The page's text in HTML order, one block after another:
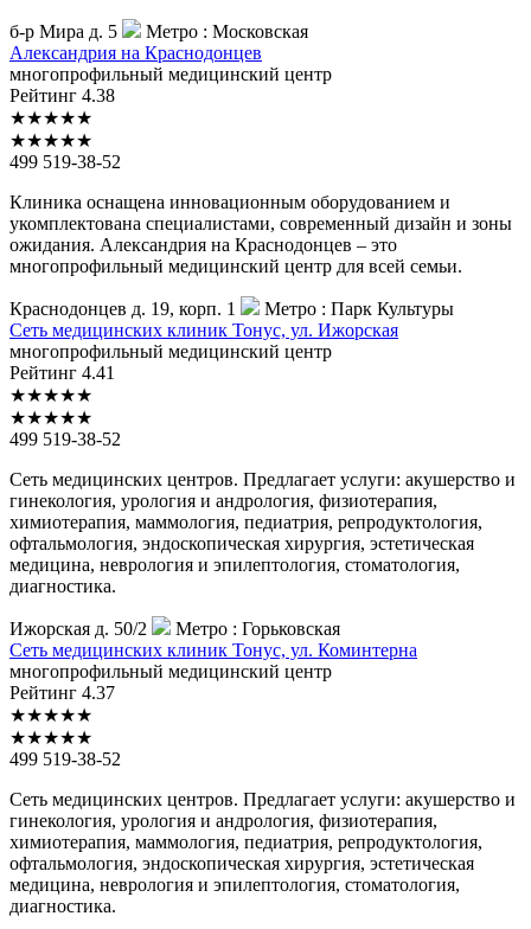
б-р Мира д. 5 Метро : Московская
Александрия на Краснодонцев
многопрофильный медицинский центр
Рейтинг 4.38
★★★★★
★★★★★
499 519-38-52
Клиника оснащена инновационным оборудованием и
укомплектована специалистами, современный дизайн и зоны
ожидания. Александрия на Краснодонцев – это
многопрофильный медицинский центр для всей семьи.
Краснодонцев д. 19, корп. 1 Метро : Парк Культуры
Сеть медицинских клиник Тонус, ул. Ижорская
многопрофильный медицинский центр
Рейтинг 4.41
★★★★★
★★★★★
499 519-38-52
Сеть медицинских центров. Предлагает услуги: акушерство и
гинекология, урология и андрология, физиотерапия,
химиотерапия, маммология, педиатрия, репродуктология,
офтальмология, эндоскопическая хирургия, эстетическая
медицина, неврология и эпилептология, стоматология,
диагностика.
Ижорская д. 50/2 Метро : Горьковская
Сеть медицинских клиник Тонус, ул. Коминтерна
многопрофильный медицинский центр
Рейтинг 4.37
★★★★★
★★★★★
499 519-38-52
Сеть медицинских центров. Предлагает услуги: акушерство и
гинекология, урология и андрология, физиотерапия,
химиотерапия, маммология, педиатрия, репродуктология,
офтальмология, эндоскопическая хирургия, эстетическая
медицина, неврология и эпилептология, стоматология,
диагностика.